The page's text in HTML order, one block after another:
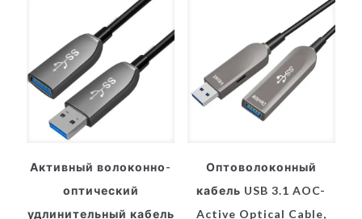
Активный волоконно-
оптический
удлинительный кабель
Оптоволоконный
кабель USB 3.1 AOC-
Active Optical Cable,